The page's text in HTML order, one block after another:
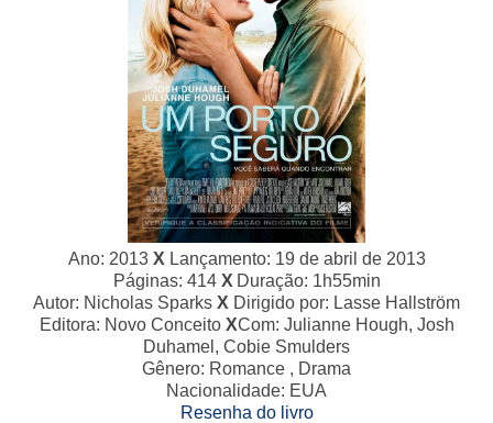
Ano: 2013 X Lançamento: 19 de abril de 2013
Páginas: 414 X Duração: 1h55min
Autor: Nicholas Sparks X Dirigido por: Lasse Hallström
Editora: Novo Conceito XCom: Julianne Hough, Josh
Duhamel, Cobie Smulders
Gênero: Romance , Drama
Nacionalidade: EUA
Resenha do livro